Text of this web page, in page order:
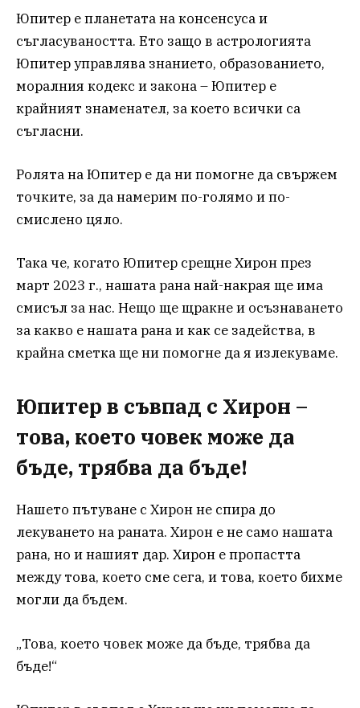
Юпитер е планетата на консенсуса и
съгласуваността. Ето защо в астрологията
Юпитер управлява знанието, образованието,
моралния кодекс и закона – Юпитер е
крайният знаменател, за което всички са
съгласни.
Ролята на Юпитер е да ни помогне да свържем
точките, за да намерим по-голямо и по-
смислено цяло.
Така че, когато Юпитер срещне Хирон през
март 2023 г., нашата рана най-накрая ще има
смисъл за нас. Нещо ще щракне и осъзнаването
за какво е нашата рана и как се задейства, в
крайна сметка ще ни помогне да я излекуваме.
Юпитер в съвпад с Хирон –
това, което човек може да
бъде, трябва да бъде!
Нашето пътуване с Хирон не спира до
лекуването на раната. Хирон е не само нашата
рана, но и нашият дар. Хирон е пропастта
между това, което сме сега, и това, което бихме
могли да бъдем.
„Това, което човек може да бъде, трябва да
бъде!“